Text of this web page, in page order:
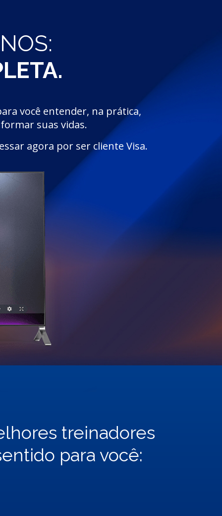
você entender, na prática,
suas vidas.
agora por ser cliente Visa.
treinadores
para você: